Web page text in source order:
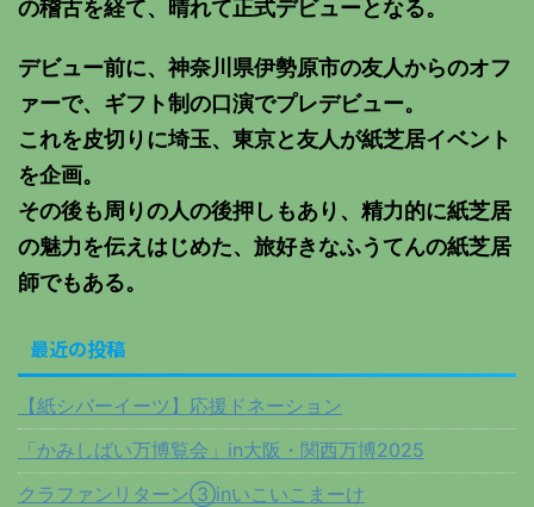
の稽古を経て、晴れて正式デビューとなる。
デビュー前に、神奈川県伊勢原市の友人からのオフ
ァーで、ギフト制の口演でプレデビュー。
これを皮切りに埼玉、東京と友人が紙芝居イベント
を企画。
その後も周りの人の後押しもあり、精力的に紙芝居
の魅力を伝えはじめた、旅好きなふうてんの紙芝居
師でもある。
最近の投稿
【紙シバーイーツ】応援ドネーション
「かみしばい万博覧会」in大阪・関西万博2025
クラファンリターン③inいこいこまーけ